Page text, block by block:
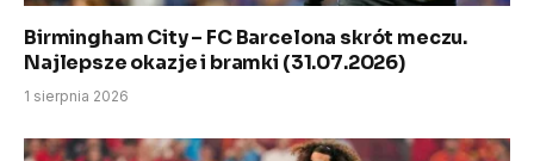
Birmingham City – FC Barcelona skrót meczu.
Najlepsze okazje i bramki (31.07.2026)
1 sierpnia 2026